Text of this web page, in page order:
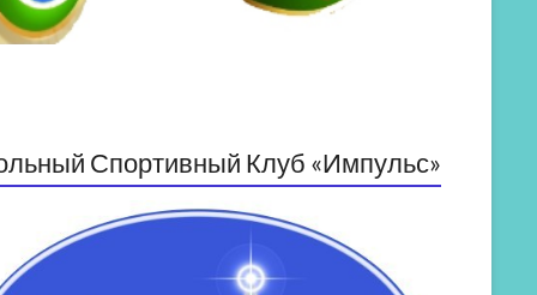
Спортивный Клуб «Импульс»